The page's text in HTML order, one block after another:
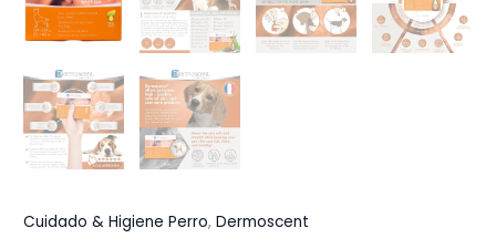
Cuidado & Higiene Perro,Dermoscent